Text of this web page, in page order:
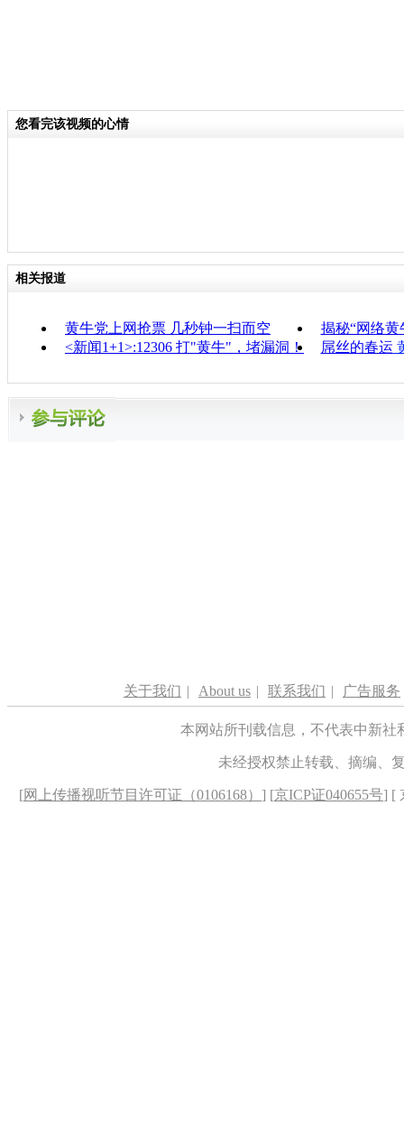
您看完该视频的心情
相关报道
黄牛党上网抢票 几秒钟一扫而空
揭秘“网络黄
<新闻1+1>:12306 打"黄牛"，堵漏洞！
屌丝的春运
关于我们 | About us | 联系我们 | 广告服务
本网站所刊载信息，不代表中新
未经授权禁止转载、摘编、
[网上传播视听节目许可证（0106168） ] [京ICP证040655号] [